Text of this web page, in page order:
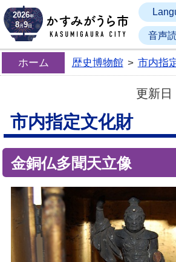
かす
2026年
8月9日
音声
ホーム 歴史博物館 > 市内指
更新日
市内指定文化財
金銅仏多聞天立像